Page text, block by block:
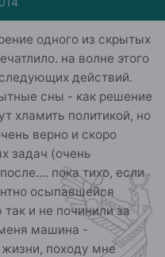
одного из скрытых
на волне этого
действий.
сны - как решение
хламить политикой, но
верно и скоро
задач (очень
пока тихо, если
осыпавшейся
и не починили за
машина -
жизни, походу мне